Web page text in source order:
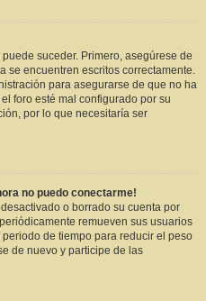
suceder. Primero, asegúrese de
se encuentren escritos correctamente.
para asegurarse de que no ha
foro esté mal configurado por su
por lo que necesitaría ser
no puedo conectarme!
o borrado su cuenta por
remueven sus usuarios
de tiempo para reducir el peso
de nuevo y participe de las